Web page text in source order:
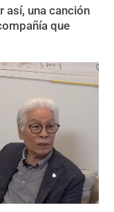
así, una canción
que